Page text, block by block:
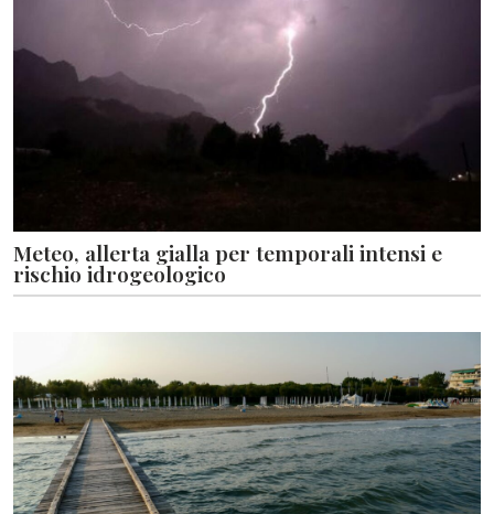
Meteo, allerta gialla per temporali intensi e
rischio idrogeologico